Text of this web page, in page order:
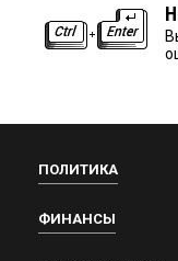
ПОЛИТИКА
ФИНАНСЫ